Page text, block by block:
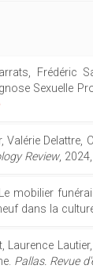
Frédéric
Sexuelle
Valérie
Review,
mobilier
dans la
Laurence
Pallas. Revue